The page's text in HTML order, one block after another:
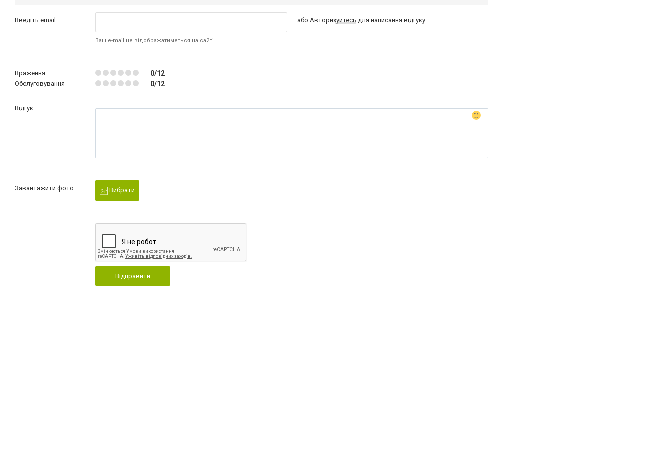
Введіть email:
Ваш e-mail не відображатиметься на сайті
або Авторизуйтесь для написання відгуку
Враження 0/12
Обслуговування 0/12
Відгук:
Завантажити фото: Вибрати
Відправити